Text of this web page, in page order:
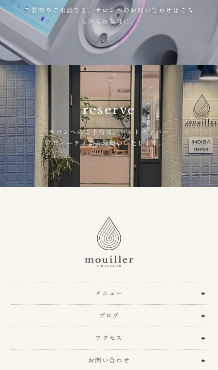
ご質問やご相談など、 サロンへのお問い合わせはこち
らからお気軽に。
reserve
サロンへのご予約は、ホットペッパー
ビューティよりお願いいたします。
メニュー
ブログ
アクセス
お問い合わせ